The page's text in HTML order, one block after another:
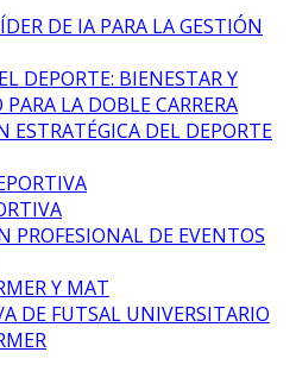
DE IA PARA LA GESTIÓN
DEPORTE: BIENESTAR Y
LA DOBLE CARRERA
ESTRATÉGICA DEL DEPORTE
PROFESIONAL DE EVENTOS
Y MAT
DE FUTSAL UNIVERSITARIO